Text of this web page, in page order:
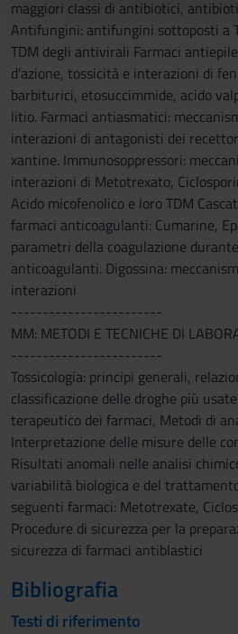
pubblicità e social media, i quali
con altre informazioni che hai
raccolto dal tuo utilizzo dei loro
maggiori classi di antibiotici,
Antifungini: antifungini sottoposti a
TDM degli antivirali Farmaci
d’azione, tossicità e interazioni di
barbiturici, etosuccimmide, acido
litio. Farmaci antiasmatici:
interazioni di antagonisti dei
xantine. Immunosoppressori:
interazioni di Metotrexato,
Acido micofenolico e loro TDM
farmaci anticoagulanti: Cumarine,
parametri della coagulazione
anticoagulanti. Digossina:
interazioni
------------------------
MM: METODI E TECNICHE DI
------------------------
Tossicologia: principi generali,
classificazione delle droghe più
terapeutico dei farmaci, Metodi di
Interpretazione delle misure delle
Risultati anomali nelle analisi
variabilità biologica e del
seguenti farmaci: Metotrexate,
Procedure di sicurezza per la
sicurezza di farmaci antiblastici
Bibliografia
Testi di riferimento